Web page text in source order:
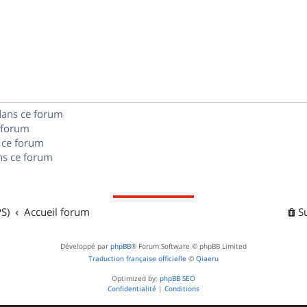
e
ce forum
forum
ce forum
Accueil forum
Développé par phpBB® Forum Software © phpBB Limited
Traduction française officielle © Qiaeru
Optimized by: phpBB SEO
Confidentialité | Conditions